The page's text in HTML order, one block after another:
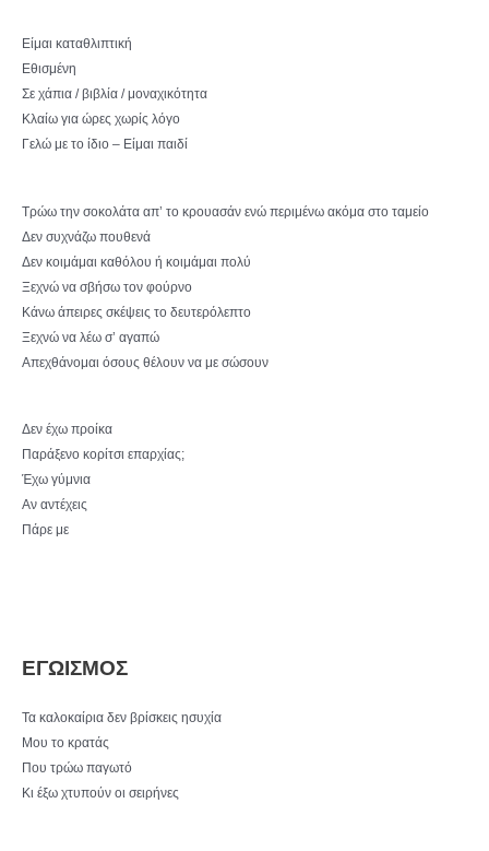
Είμαι καταθλιπτική
Εθισμένη
Σε χάπια / βιβλία / μοναχικότητα
Κλαίω για ώρες χωρίς λόγο
Γελώ με το ίδιο – Είμαι παιδί
Τρώω την σοκολάτα απ’ το κρουασάν ενώ περιμένω ακόμα στο ταμείο
Δεν συχνάζω πουθενά
Δεν κοιμάμαι καθόλου ή κοιμάμαι πολύ
Ξεχνώ να σβήσω τον φούρνο
Κάνω άπειρες σκέψεις το δευτερόλεπτο
Ξεχνώ να λέω σ’ αγαπώ
Απεχθάνομαι όσους θέλουν να με σώσουν
Δεν έχω προίκα
Παράξενο κορίτσι επαρχίας;
Έχω γύμνια
Αν αντέχεις
Πάρε με
ΕΓΩΙΣΜΟΣ
Τα καλοκαίρια δεν βρίσκεις ησυχία
Μου το κρατάς
Που τρώω παγωτό
Κι έξω χτυπούν οι σειρήνες